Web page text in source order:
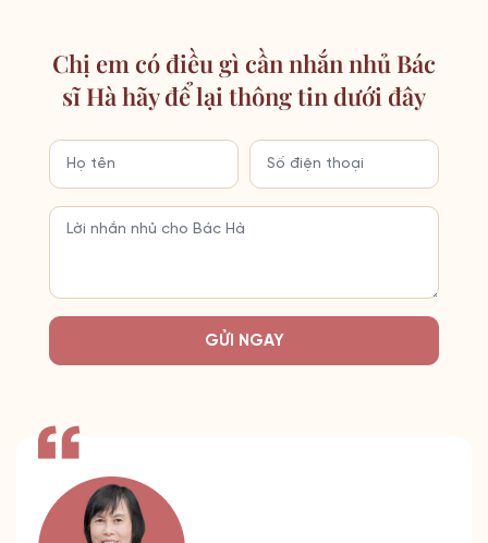
Chị em có điều gì cần nhắn nhủ Bác
sĩ Hà hãy để lại thông tin dưới đây
GỬI NGAY